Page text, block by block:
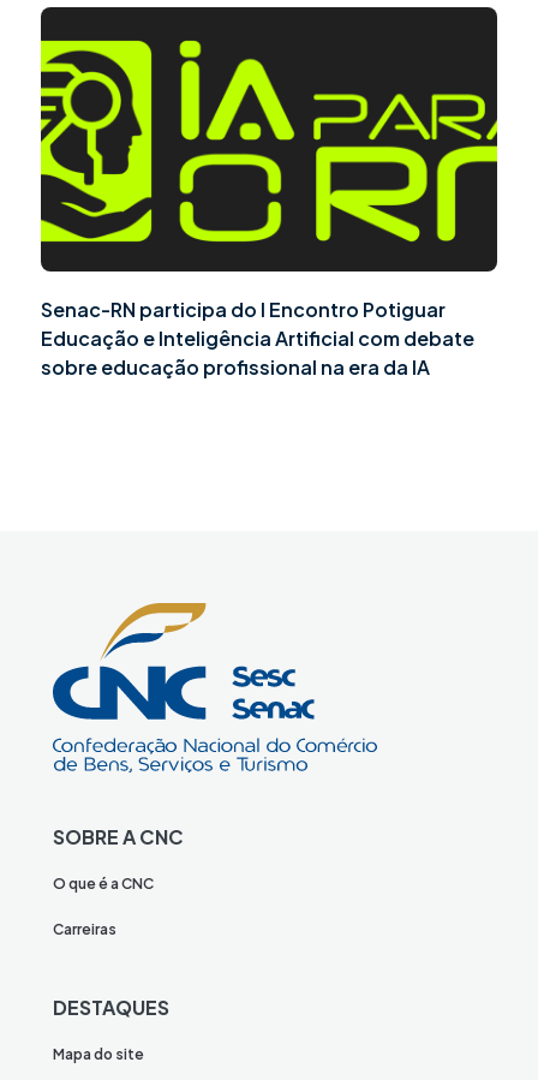
Senac-RN participa do I Encontro Potiguar
Educação e Inteligência Artificial com debate
sobre educação profissional na era da IA
SOBRE A CNC
O que é a CNC
Carreiras
DESTAQUES
Mapa do site